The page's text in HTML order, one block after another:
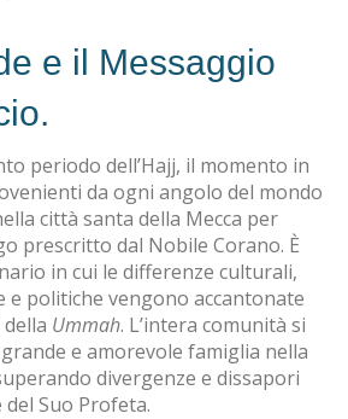
e il Messaggio
periodo dell’Hajj, il momento in
da ogni angolo del mondo
città santa della Mecca per
prescritto dal Nobile Corano. È
in cui le differenze culturali,
e politiche vengono accantonate
Ummah. L’intera comunità si
e amorevole famiglia nella
divergenze e dissapori
Suo Profeta.